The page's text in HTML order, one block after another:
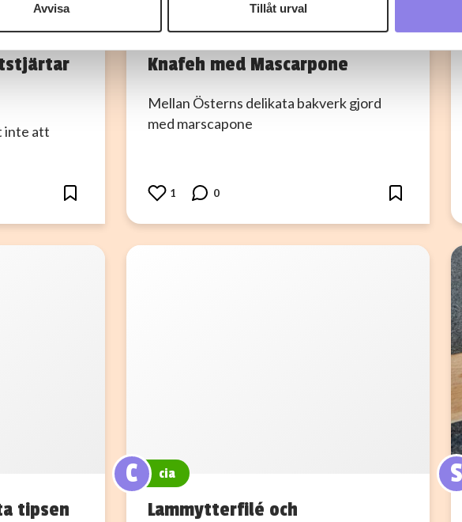
medier och annons- och analysföretag som vi samarbetar med. Dessa kan i sin
Avvisa Tillåt urval
inte att
T topchef1972
Knafeh med Mascarpone
Mellan Österns delikata bakverk gjord
med marscapone
1 0
tipsen
C cia
Lammytterfilé och
S